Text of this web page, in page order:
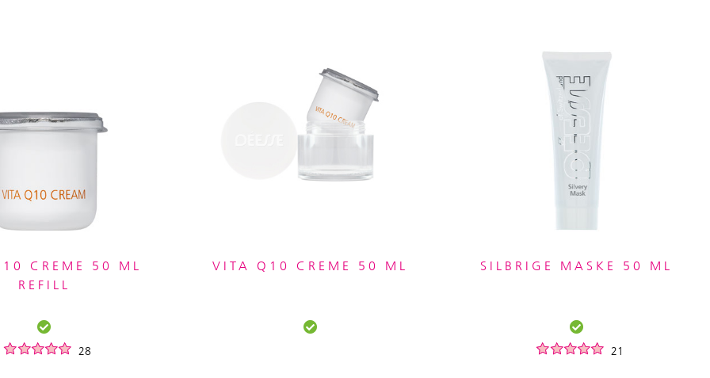
CREME 50 ML
REFILL
28
VITA Q10 CREME 50 ML SILBRIGE MASKE 50 ML
21